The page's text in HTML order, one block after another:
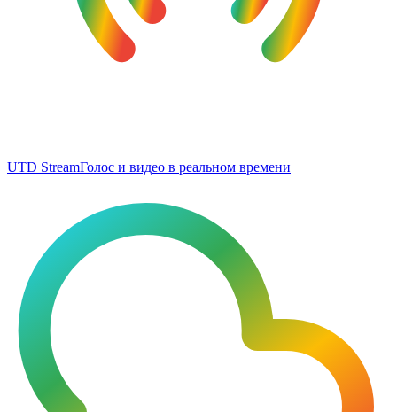
UTD StreamГолос и видео в реальном времени